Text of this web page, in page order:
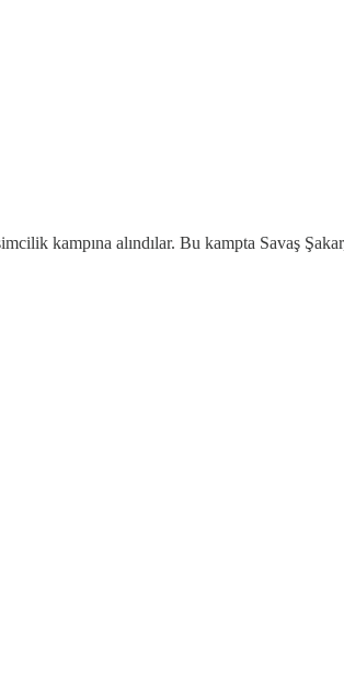
kampına alındılar. Bu kampta Savaş